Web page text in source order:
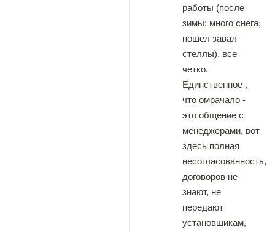
работы (после
зимы: много снега,
пошел завал
стеллы), все
четко.
Единственное ,
что омрачало -
это общение с
менеджерами, вот
здесь полная
несогласованность,
договоров не
знают, не
передают
установщикам,